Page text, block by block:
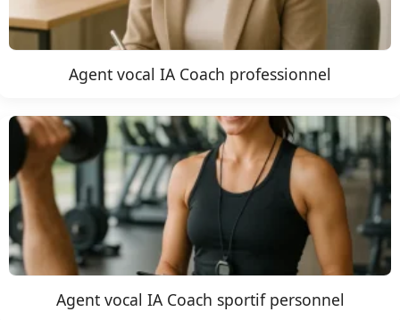
Agent vocal IA Coach professionnel
Agent vocal IA Coach sportif personnel